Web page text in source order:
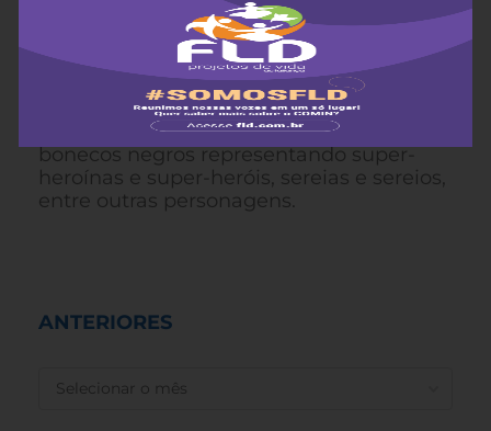
carregam artesanatos feitos pelas
comunidades indígenas Guarani e
Kaingang, como cestos, colares,
bichinhos e maracás, e bonecas negras e
bonecos negros representando super-
heroínas e super-heróis, sereias e sereios,
entre outras personagens.
ANTERIORES